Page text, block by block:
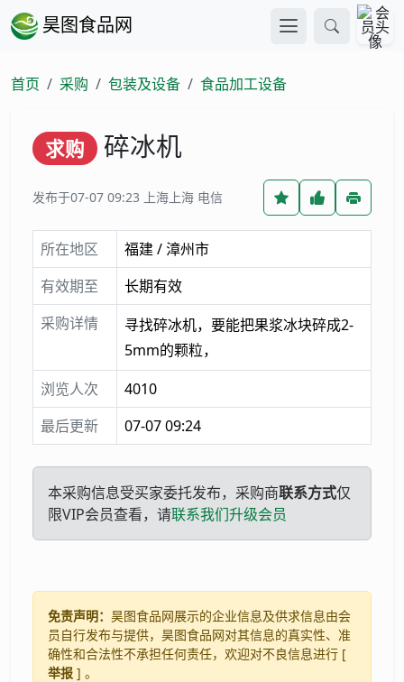
昊图食品网
首页 采购 包装及设备 食品加工设备
求购 碎冰机
发布于07-07 09:23 上海上海 电信
所在地区
福建 / 漳州市
有效期至
长期有效
采购详情
寻找碎冰机，要能把果浆冰块碎成2-
5mm的颗粒，
浏览人次
4010
最后更新
07-07 09:24
本采购信息受买家委托发布，采购商联系方式仅
限VIP会员查看，请联系我们升级会员
免责声明： 昊图食品网展示的企业信息及供求信息由会
员自行发布与提供，昊图食品网对其信息的真实性、准
确性和合法性不承担任何责任，欢迎对不良信息进行 [
举报 ] 。